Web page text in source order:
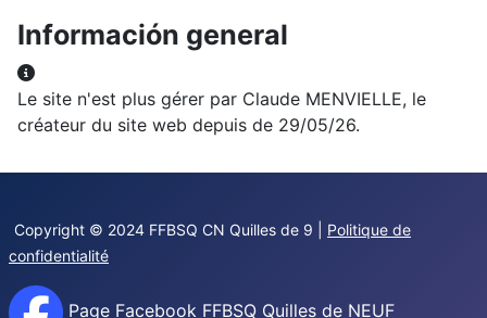
Información general
Información general
Le site n'est plus gérer par Claude MENVIELLE, le
créateur du site web depuis de 29/05/26.
Copyright © 2024 FFBSQ CN Quilles de 9 | Politique de
confidentialité
Page Facebook FFBSQ Quilles de NEUF